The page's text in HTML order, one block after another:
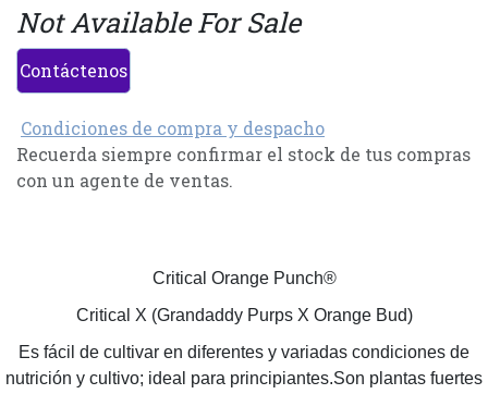
Not Available For Sale
Contáctenos
Condiciones de compra y despacho
Recuerda siempre confirmar el stock de tus compras
con un agente de ventas.
Critical Orange Punch®
Critical X (Grandaddy Purps X Orange Bud)
Es fácil de cultivar en diferentes y variadas condiciones de
nutrición y cultivo; ideal para principiantes.Son plantas fuertes